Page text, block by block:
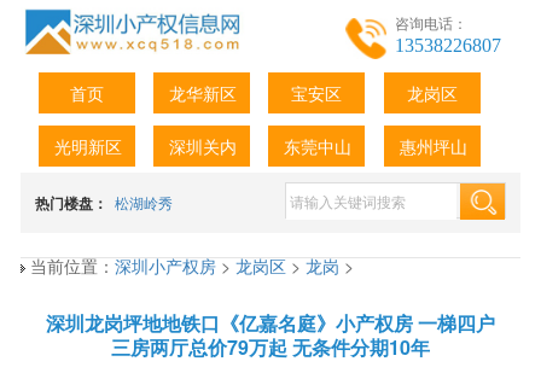
咨询电话：
13538226807
首页 龙华新区 宝安区 龙岗区
光明新区 深圳关内 东莞中山 惠州坪山
热门楼盘： 松湖岭秀
当前位置：深圳小产权房>龙岗区>龙岗>
深圳龙岗坪地地铁口《亿嘉名庭》小产权房 一梯四户
三房两厅总价79万起 无条件分期10年